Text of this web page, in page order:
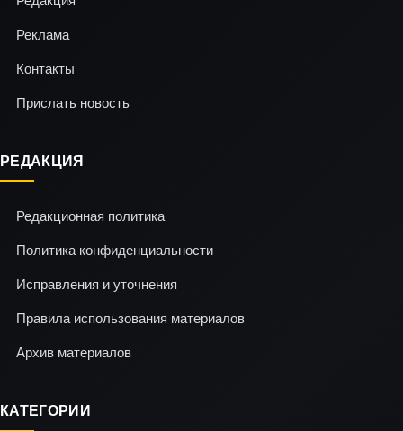
Реклама
Контакты
Прислать новость
РЕДАКЦИЯ
Редакционная политика
Политика конфиденциальности
Исправления и уточнения
Правила использования материалов
Архив материалов
КАТЕГОРИИ